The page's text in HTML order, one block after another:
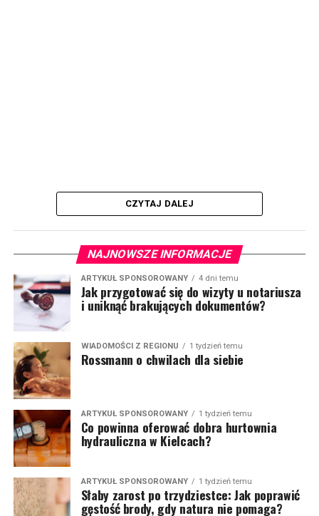
CZYTAJ DALEJ
NAJNOWSZE INFORMACJE
ARTYKUŁ SPONSOROWANY 4 dni temu
Jak przygotować się do wizyty u notariusza
i uniknąć brakujących dokumentów?
WIADOMOŚCI Z REGIONU 1 tydzień temu
Rossmann o chwilach dla siebie
ARTYKUŁ SPONSOROWANY 1 tydzień temu
Co powinna oferować dobra hurtownia
hydrauliczna w Kielcach?
ARTYKUŁ SPONSOROWANY 1 tydzień temu
Słaby zarost po trzydziestce: Jak poprawić
gęstość brody, gdy natura nie pomaga?